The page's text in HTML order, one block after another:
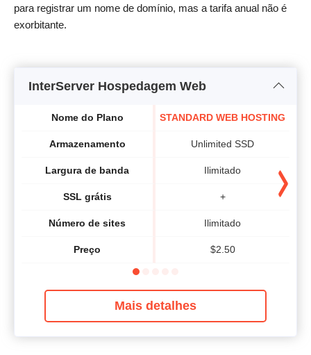
para registrar um nome de domínio, mas a tarifa anual não é
exorbitante.
InterServer Hospedagem Web
Nome do Plano
Armazenamento
Largura de banda
SSL grátis
Número de sites
Preço
STANDARD WEB HOSTING
Unlimited SSD
Ilimitado
+
Ilimitado
$2.50
Mais detalhes